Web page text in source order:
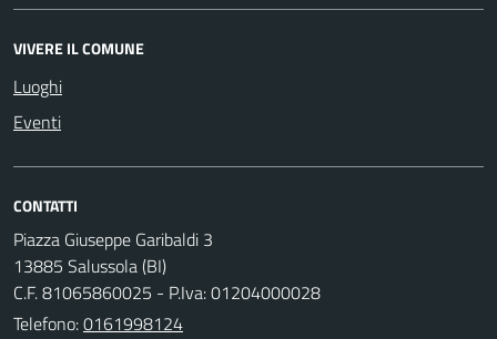
VIVERE IL COMUNE
Luoghi
Eventi
CONTATTI
Piazza Giuseppe Garibaldi 3
13885 Salussola (BI)
C.F. 81065860025 - P.Iva: 01204000028
Telefono:0161998124